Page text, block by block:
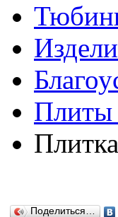
Плиты
Поделиться…